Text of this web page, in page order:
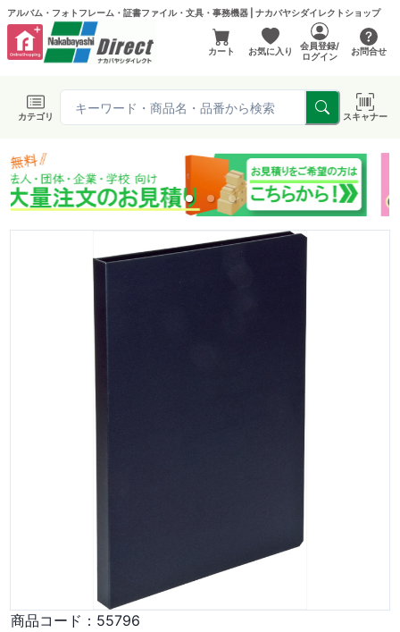
アルバム・フォトフレーム・証書ファイル・文具・事務機器 | ナカバヤシダイレクトショップ
カート お気に入り
会員登録/
ログイン
お問合せ
カテゴリ スキャナー
商品コード： 55796